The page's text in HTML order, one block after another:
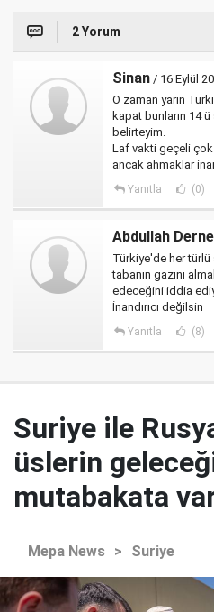
2 Yorum
Sinan / 16 Eylül
O zaman yarın
kapat bunların 14
belirteyim.
Laf vakti geçeli
ancak ahmaklar
Yanıtla (0)
Abdullah
Türkiye'de her
tabanın gazını
edeceğini iddia
İnandırıcı değilsin
Yanıtla (8)
Suriye ile
üslerin
mutabakata
Mepa News > Suriye